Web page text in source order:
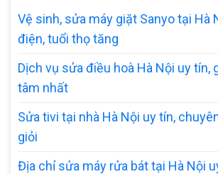
Vệ sinh, sửa máy giặt Sanyo tại Hà
điện, tuổi thọ tăng
Dịch vụ sửa điều hoà Hà Nội uy tín,
tâm nhất
Sửa tivi tại nhà Hà Nội uy tín,
giỏi
Địa chỉ sửa máy rửa bát tại Hà Nội